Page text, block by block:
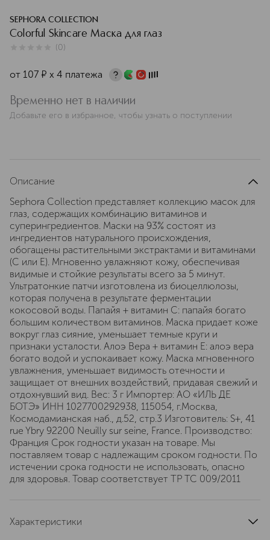
SEPHORA COLLECTION
Colorful Skincare Маска для глаз
(0)
от 107 ¤ х 4 платежа
Временно нет в наличии
Добавьте его в избранное, чтобы узнать о поступлении
Описание
Sephora Collection представляет коллекцию масок для
глаз, содержащих комбинацию витаминов и
суперингредиентов. Маски на 93% состоят из
ингредиентов натурального происхождения,
обогащены растительными экстрактами и витаминами
(С или Е). Мгновенно увлажняют кожу, обеспечивая
видимые и стойкие результаты всего за 5 минут.
Ультратонкие патчи изготовлена из биоцеллюлозы,
которая получена в результате ферментации
кокосовой воды. Папайя + витамин С: папайя богато
большим количеством витаминов. Маска придает коже
вокруг глаз сияние, уменьшает темные круги и
признаки усталости. Алоэ Вера + витамин Е: алоэ вера
богато водой и успокаивает кожу. Маска мгновенного
увлажнения, уменьшает видимость отечности и
защищает от внешних воздействий, придавая свежий и
отдохнувший вид. Вес: 3 г Импортер: АО «ИЛЬ ДЕ
БОТЭ» ИНН 1027700292938, 115054, г.Москва,
Космодамианская наб., д.52, стр.3 Изготовитель: S+, 41
rue Ybry 92200 Neuilly sur seine, France. Производство:
Франция Срок годности указан на товаре. Мы
поставляем товар с надлежащим сроком годности. По
истечении срока годности не использовать, опасно
для здоровья. Товар соответствует ТР ТС 009/2011
Характеристики